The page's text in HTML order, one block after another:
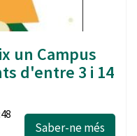
un Campus
d'entre 3 i 14
Saber-ne més